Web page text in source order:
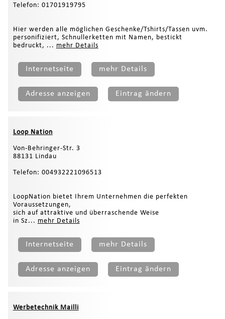
Telefon: 01701919795
Hier werden alle möglichen Geschenke/Tshirts/Tassen uvm.
personifiziert, Schnullerketten mit Namen, bestickt
bedruckt, ... mehr Details
Internetseite mehr Details
Adresse anzeigen Eintrag ändern
Loop Nation
Von-Behringer-Str. 3
88131 Lindau
Telefon: 004932221096513
LoopNation bietet Ihrem Unternehmen die perfekten
Voraussetzungen,
sich auf attraktive und überraschende Weise
in Sz... mehr Details
Internetseite mehr Details
Adresse anzeigen Eintrag ändern
Werbetechnik Mailli